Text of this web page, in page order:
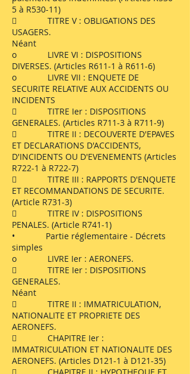
5 à R530-11)
 TITRE V : OBLIGATIONS DES
USAGERS.
Néant
o LIVRE VI : DISPOSITIONS
DIVERSES. (Articles R611-1 à R611-6)
o LIVRE VII : ENQUETE DE
SECURITE RELATIVE AUX ACCIDENTS OU
INCIDENTS
 TITRE Ier : DISPOSITIONS
GENERALES. (Articles R711-3 à R711-9)
 TITRE II : DECOUVERTE D'EPAVES
ET DECLARATIONS D'ACCIDENTS,
D'INCIDENTS OU D'EVENEMENTS (Articles
R722-1 à R722-7)
 TITRE III : RAPPORTS D'ENQUETE
ET RECOMMANDATIONS DE SECURITE.
(Article R731-3)
 TITRE IV : DISPOSITIONS
PENALES. (Article R741-1)
• Partie réglementaire - Décrets
simples
o LIVRE Ier : AERONEFS.
 TITRE Ier : DISPOSITIONS
GENERALES.
Néant
 TITRE II : IMMATRICULATION,
NATIONALITE ET PROPRIETE DES
AERONEFS.
 CHAPITRE Ier :
IMMATRICULATION ET NATIONALITE DES
AERONEFS. (Articles D121-1 à D121-35)